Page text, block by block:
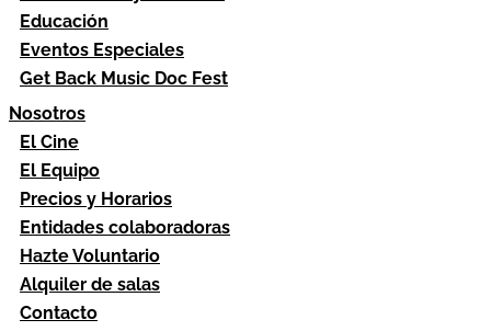
Educación
Eventos Especiales
Get Back Music Doc Fest
Nosotros
El Cine
El Equipo
Precios y Horarios
Entidades colaboradoras
Hazte Voluntario
Alquiler de salas
Contacto